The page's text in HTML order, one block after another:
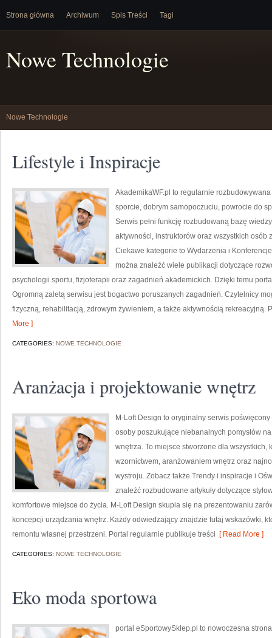
Strona główna Archiwum Spis Treści Tagi
Nowe Technologie
Nowe Technologie
Lifestyle i Inspiracje
AkademikaWF.pl to regularnie
sporcie, dobrym samopoczuciu, powrocie do
Serwis pełni funkcję rozbudowaną bazę
aktywności, instruktorów oraz wszystkich osób
Ciekawe kategorie to Wydarzenia i
można znaleźć wiele publikacji dotyczące
psychologii sportu, fizjoterapii oraz zagadnień akademickich. Dzięki temu
Ogromną zaletą serwisu jest bogactwo poruszanych zagadnień. Czytelnicy
fizyczną, rehabilitacją, zdrowym żywieniem, a także aktywnością rekreacyjną.
More ]
CATEGORIES: NOWE TECHNOLOGIE
Aranżacja i projektowanie wnętrz
M-Loft Design to oryginalny serwis
osoby poszukujące niebanalnych pomysłów
wnętrza. To miejsce stworzone dla
wzornictwem, aranżowaniem wnętrz oraz
wystroju. Zobacz także Trendy i inspiracje i
znaleźć rozbudowane artykuły dotyczące
komfortowe miejsce do życia. M-Loft Design skupia się na prezentowaniu
koncepcji urządzania wnętrz. Każdy odwiedzający znajdzie tutaj wskazówki,
remontu własnej przestrzeni. Portal regularnie publikuje treści [ Read More ]
CATEGORIES: NOWE TECHNOLOGIE
Eko moda sportowa
portal eSportowySklep.pl to nowoczesna